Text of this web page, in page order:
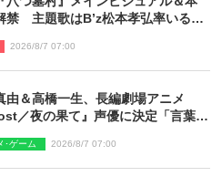
禁 主題歌はB’z松本孝弘率いる
2026/8/7 07:00
由＆高橋一生、長編劇場アニメ
／夜の果て』声優に決定「言葉に
･ゲーム 2026/8/7 07:00